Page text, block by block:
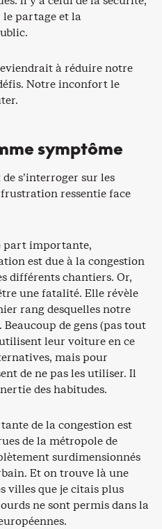
le partage et la
à réduire notre
Notre inconfort le
symptôme
s’interroger sur les
ressentie face
part importante,
est due à la congestion
différents chantiers. Or,
une fatalité. Elle révèle
rang desquelles notre
de gens (pas tout
leur voiture en ce
mais pour
de ne pas les utiliser. Il
des habitudes.
de la congestion est
de la métropole de
surdimensionnés
Et on trouve là une
villes que je citais plus
ne sont permis dans la